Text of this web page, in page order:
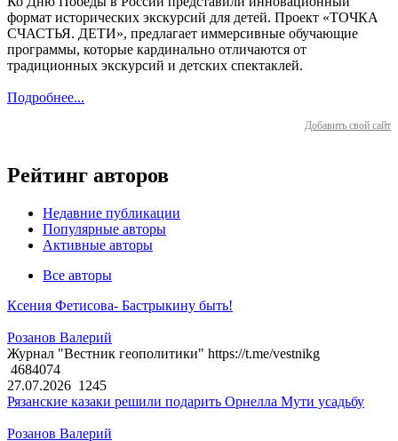
формат исторических экскурсий для детей. Проект «ТОЧКА
СЧАСТЬЯ. ДЕТИ», предлагает иммерсивные обучающие
программы, которые кардинально отличаются от
традиционных экскурсий и детских спектаклей.
Подробнее...
Добавить свой сайт
Рейтинг авторов
Недавние публикации
Популярные авторы
Активные авторы
Все авторы
Ксения Фетисова- Бастрыкину быть!
Розанов Валерий
Журнал "Вестник геополитики" https://t.me/vestnikg
4684074
27.07.2026 1245
Рязанские казаки решили подарить Орнелла Мути усадьбу
Розанов Валерий